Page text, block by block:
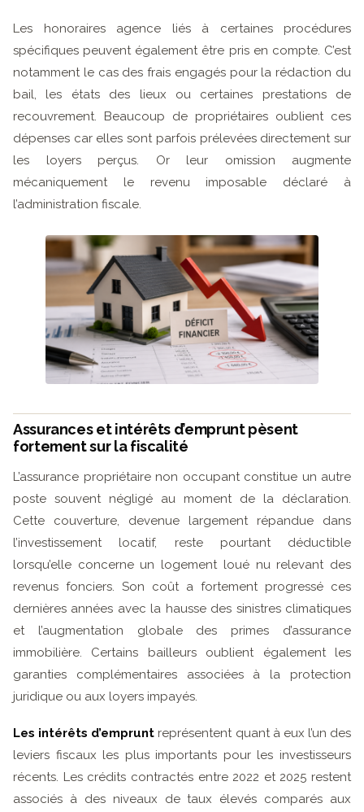
Les honoraires agence liés à certaines procédures
spécifiques peuvent également être pris en compte. C’est
notamment le cas des frais engagés pour la rédaction du
bail, les états des lieux ou certaines prestations de
recouvrement. Beaucoup de propriétaires oublient ces
dépenses car elles sont parfois prélevées directement sur
les loyers perçus. Or leur omission augmente
mécaniquement le revenu imposable déclaré à
l’administration fiscale.
Assurances et intérêts d’emprunt pèsent
fortement sur la fiscalité
L’assurance propriétaire non occupant constitue un autre
poste souvent négligé au moment de la déclaration.
Cette couverture, devenue largement répandue dans
l’investissement locatif, reste pourtant déductible
lorsqu’elle concerne un logement loué nu relevant des
revenus fonciers. Son coût a fortement progressé ces
dernières années avec la hausse des sinistres climatiques
et l’augmentation globale des primes d’assurance
immobilière. Certains bailleurs oublient également les
garanties complémentaires associées à la protection
juridique ou aux loyers impayés.
Les intérêts d’emprunt représentent quant à eux l’un des
leviers fiscaux les plus importants pour les investisseurs
récents. Les crédits contractés entre 2022 et 2025 restent
associés à des niveaux de taux élevés comparés aux